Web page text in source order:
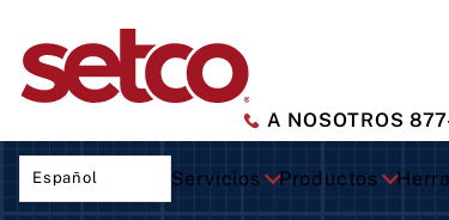
A NOSOTROS
Español Servicios Productos